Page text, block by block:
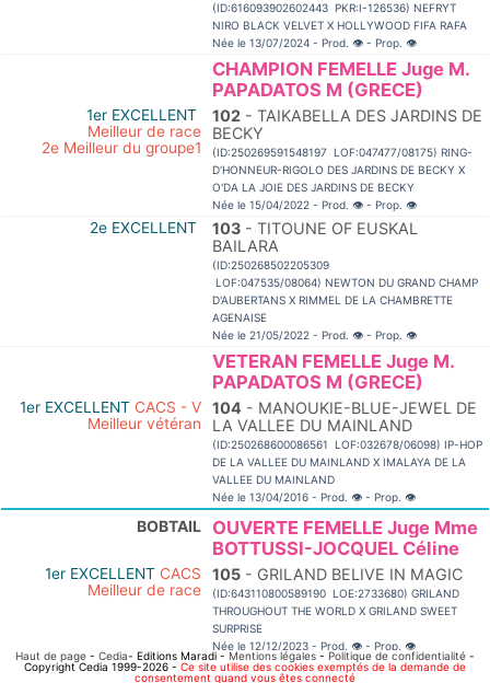
(ID:616093902602443 PKR:I-126536) NEFRYT
NIRO BLACK VELVET X HOLLYWOOD FIFA RAFA
Née le 13/07/2024 - Prod. 👁 - Prop. 👁
CHAMPION FEMELLE Juge M.
PAPADATOS M (GRECE)
1er EXCELLENT
Meilleur de race
2e Meilleur du groupe1
102 - TAIKABELLA DES JARDINS DE
BECKY
(ID:250269591548197 LOF:047477/08175) RING-
D'HONNEUR-RIGOLO DES JARDINS DE BECKY X
O'DA LA JOIE DES JARDINS DE BECKY
Née le 15/04/2022 - Prod. 👁 - Prop. 👁
2e EXCELLENT 103 - TITOUNE OF EUSKAL
BAILARA
(ID:250268502205309
LOF:047535/08064) NEWTON DU GRAND CHAMP
D'AUBERTANS X RIMMEL DE LA CHAMBRETTE
AGENAISE
Née le 21/05/2022 - Prod. 👁 - Prop. 👁
VETERAN FEMELLE Juge M.
PAPADATOS M (GRECE)
1er EXCELLENT CACS - V
Meilleur vétéran
104 - MANOUKIE-BLUE-JEWEL DE
LA VALLEE DU MAINLAND
(ID:250268600086561 LOF:032678/06098) IP-HOP
DE LA VALLEE DU MAINLAND X IMALAYA DE LA
VALLEE DU MAINLAND
Née le 13/04/2016 - Prod. 👁 - Prop. 👁
BOBTAIL
OUVERTE FEMELLE Juge Mme
BOTTUSSI-JOCQUEL Céline
1er EXCELLENT CACS
Meilleur de race
105 - GRILAND BELIVE IN MAGIC
(ID:643110800589190 LOE:2733680) GRILAND
THROUGHOUT THE WORLD X GRILAND SWEET
SURPRISE
Née le 12/12/2023 - Prod. 👁 - Prop. 👁
BULL TERRIER JEUNE FEMELLE Juge M.
Haut de page - Cedia- Editions Maradi - Mentions légales - Politique de confidentialité -
Copyright Cedia 1999-2026 - Ce site utilise des cookies exemptés de la demande de
consentement quand vous êtes connecté